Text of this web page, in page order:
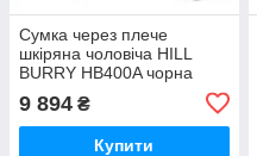
Сумка через плече
шкіряна чоловіча HILL
BURRY HB400A чорна
9 894 ₴
Купити